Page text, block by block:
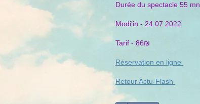
Durée du spectacle 55 mn
Modi'in - 24.07.2022
Tarif - 86₪
Réservation en ligne
Retour Actu-Flash